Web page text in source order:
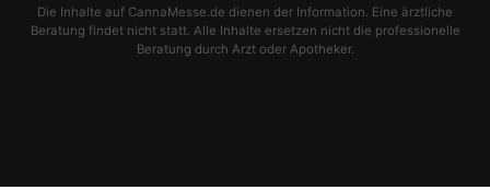
Die Inhalte auf CannaMesse.de dienen der Information. Eine ärztliche
Beratung findet nicht statt. Alle Inhalte ersetzen nicht die professionelle
Beratung durch Arzt oder Apotheker.